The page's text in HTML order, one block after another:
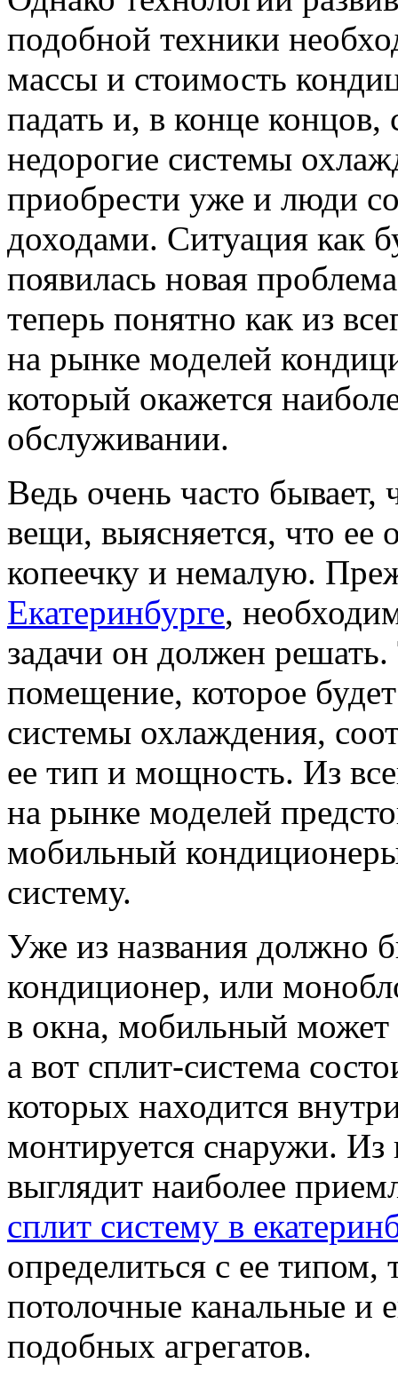
подобной техники
массы и стоимость
падать и, в конце концов,
недорогие системы
приобрести уже и люди
доходами. Ситуация как
появилась новая
теперь понятно как из
на рынке моделей
который окажется
обслуживании.
Ведь очень часто
вещи, выясняется, что ее
копеечку и немалую.
Екатеринбурге,
задачи он должен
помещение, которое
системы охлаждения,
ее тип и мощность. Из
на рынке моделей
мобильный
систему.
Уже из названия должно
кондиционер, или
в окна, мобильный может
а вот сплит-система
которых находится
монтируется снаружи. Из
выглядит наиболее
сплит систему в
определиться с ее типом,
потолочные канальные и
подобных агрегатов.